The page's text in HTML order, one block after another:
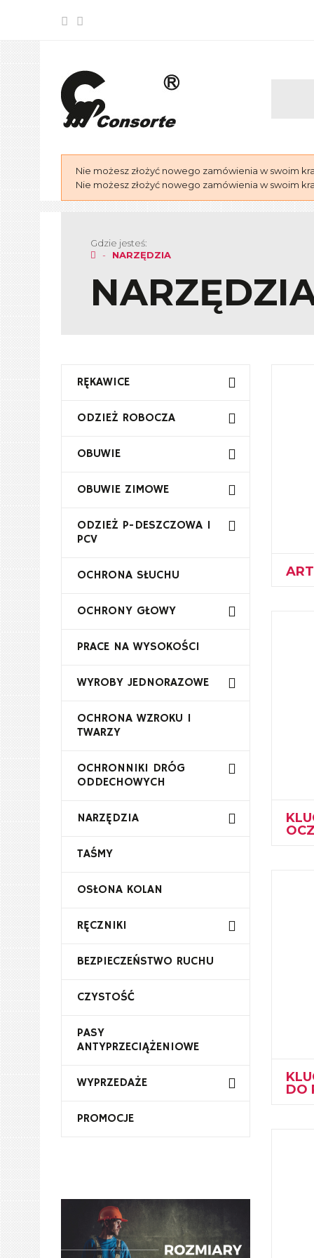
Nie możesz złożyć nowego zamówienia w swoim
Nie możesz złożyć nowego zamówienia w swoim
Gdzie jesteś:
NARZĘDZIA
RĘKAWICE
ODZIEŻ ROBOCZA
OBUWIE
OBUWIE ZIMOWE
ODZIEŻ P-DESZCZOWA I
PCV
OCHRONA SŁUCHU
OCHRONY GŁOWY
PRACE NA WYSOKOŚCI
WYROBY JEDNORAZOWE
OCHRONA WZROKU I
TWARZY
OCHRONNIKI DRÓG
ODDECHOWYCH
NARZĘDZIA
TAŚMY
OSŁONA KOLAN
RĘCZNIKI
BEZPIECZEŃSTWO RUCHU
CZYSTOŚĆ
PASY
ANTYPRZECIĄŻENIOWE
WYPRZEDAŻE
PROMOCJE
DO